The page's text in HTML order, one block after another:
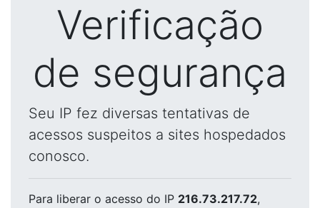
Verificação
de segurança
Seu IP fez diversas tentativas de
acessos suspeitos a sites hospedados
conosco.
Para liberar o acesso do IP 216.73.217.72,